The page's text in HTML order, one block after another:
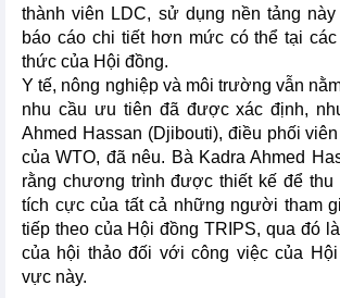
thành viên LDC, sử dụng nền tảng
báo cáo chi tiết hơn mức có thể tại
thức của Hội đồng.
Y tế, nông nghiệp và môi trường vẫn
nhu cầu ưu tiên đã được xác định,
Ahmed Hassan (Djibouti), điều phối
của WTO, đã nêu. Bà Kadra Ahmed
rằng chương trình được thiết kế để thu
tích cực của tất cả những người tham
tiếp theo của Hội đồng TRIPS, qua đó
của hội thảo đối với công việc của
vực này.